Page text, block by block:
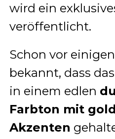
wird ein
veröffentlicht.
Schon vor
bekannt, dass
in einem edlen
Farbton mit
Akzenten